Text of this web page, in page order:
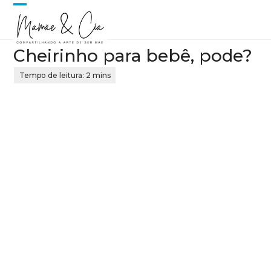
Skip
content
Open
mobile
menu
Close
mobile
menu
Cheirinho para bebê, pode?